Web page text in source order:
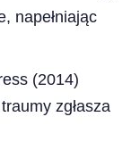
napełniając
(2014)
zgłasza